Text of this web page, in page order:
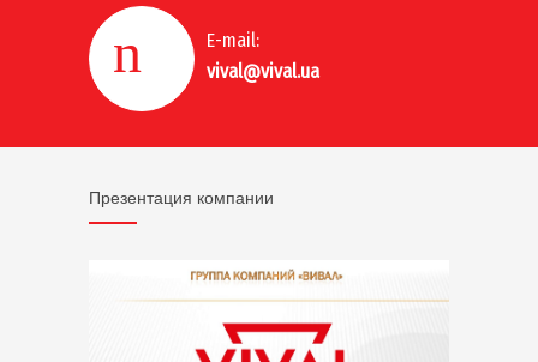
E-mail:
vival@vival.ua
Презентация компании